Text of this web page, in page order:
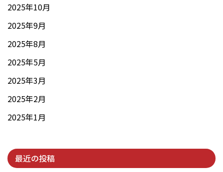
2025年10月
2025年9月
2025年8月
2025年5月
2025年3月
2025年2月
2025年1月
最近の投稿